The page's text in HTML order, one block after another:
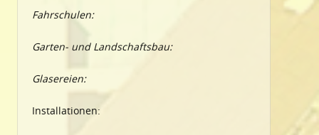
Fahrschulen:
Garten- und Landschaftsbau:
Glasereien:
Installationen: